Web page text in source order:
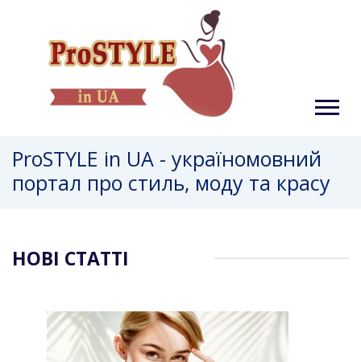
ProSTYLE in UA - україномовний
портал про стиль, моду та красу
НОВІ СТАТТІ